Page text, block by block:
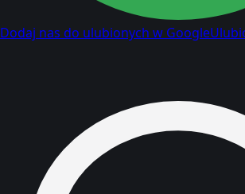
Dodaj nas do ulubionych w Google